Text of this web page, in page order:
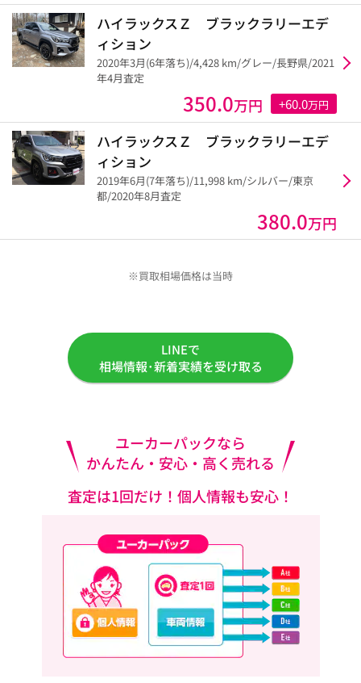
ハイラックスＺ ブラックラリーエデ
ィション
2020年3月(6年落ち)/4,428 km/グレー/長野県/2021
年4月査定
350.0万円 +60.0万円
ハイラックスＺ ブラックラリーエデ
ィション
2019年6月(7年落ち)/11,998 km/シルバー/東京
都/2020年8月査定
380.0万円
※買取相場価格は当時
LINEで
相場情報･新着実績を受け取る
ユーカーパックなら
かんたん・安心・高く売れる
査定は1回だけ！個人情報も安心！